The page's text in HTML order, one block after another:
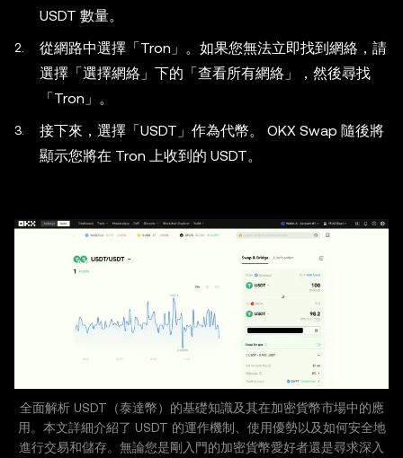
USDT 數量。
從網路中選擇「Tron」。如果您無法立即找到網絡，請
選擇「選擇網絡」下的「查看所有網絡」，然後尋找
「Tron」。
接下來，選擇「USDT」作為代幣。 OKX Swap 隨後將
顯示您將在 Tron 上收到的 USDT。
全面解析 USDT（泰達幣）的基礎知識及其在加密貨幣市場中的應
用。本文詳細介紹了 USDT 的運作機制、使用優勢以及如何安全地
進行交易和儲存。無論您是剛入門的加密貨幣愛好者還是尋求深入